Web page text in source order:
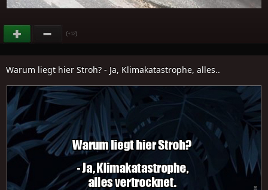
(+12)
Warum liegt hier Stroh? - Ja, Klimakatastrophe, alles..